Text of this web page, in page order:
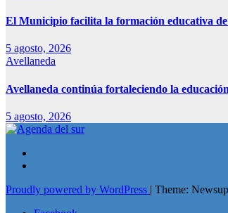
El Municipio facilita la formación educativa de
5 agosto, 2026
Avellaneda
Avellaneda continúa fortaleciendo la
5 agosto, 2026
Proudly powered by WordPress | Theme: